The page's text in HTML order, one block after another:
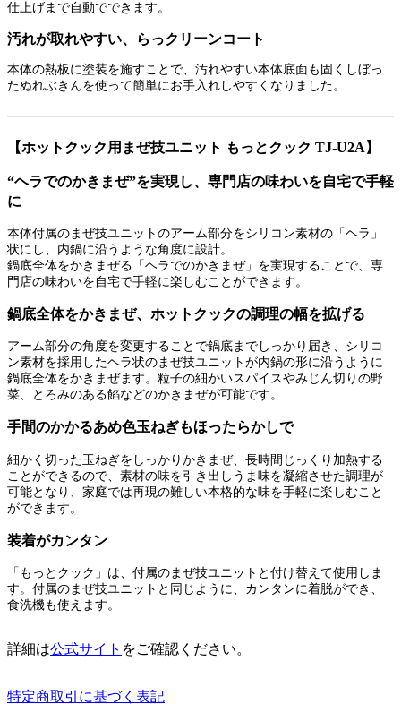
仕上げまで自動でできます。
汚れが取れやすい、らっクリーンコート
本体の熱板に塗装を施すことで、汚れやすい本体底面も固くしぼっ
たぬれぶきんを使って簡単にお手入れしやすくなりました。
【ホットクック用まぜ技ユニット もっとクック TJ-U2A】
“ヘラでのかきまぜ”を実現し、専門店の味わいを自宅で手軽
に
本体付属のまぜ技ユニットのアーム部分をシリコン素材の「ヘラ」
状にし、内鍋に沿うような角度に設計。
鍋底全体をかきまぜる「ヘラでのかきまぜ」を実現することで、専
門店の味わいを自宅で手軽に楽しむことができます。
鍋底全体をかきまぜ、ホットクックの調理の幅を拡げる
アーム部分の角度を変更することで鍋底までしっかり届き、シリコ
ン素材を採用したヘラ状のまぜ技ユニットが内鍋の形に沿うように
鍋底全体をかきまぜます。粒子の細かいスパイスやみじん切りの野
菜、とろみのある餡などのかきまぜが可能です。
手間のかかるあめ色玉ねぎもほったらかしで
細かく切った玉ねぎをしっかりかきまぜ、長時間じっくり加熱する
ことができるので、素材の味を引き出しうま味を凝縮させた調理が
可能となり、家庭では再現の難しい本格的な味を手軽に楽しむこと
ができます。
装着がカンタン
「もっとクック」は、付属のまぜ技ユニットと付け替えて使用しま
す。付属のまぜ技ユニットと同じように、カンタンに着脱ができ、
食洗機も使えます。
詳細は公式サイト をご確認ください。
特定商取引に基づく表記